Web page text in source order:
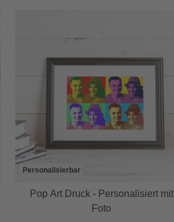
Personalisierbar
Pop Art Druck - Personalisiert mit
Foto